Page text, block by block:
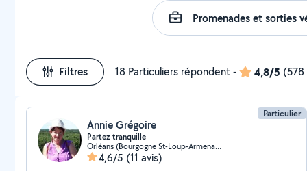
Filtres 18 Particuliers répondent- 4,8/5 (578
Particulier
Annie Grégoire
Partez tranquille
Orléans (Bourgogne St-Loup-Armenault Châtaigniers)
4,6/5 (11 avis)